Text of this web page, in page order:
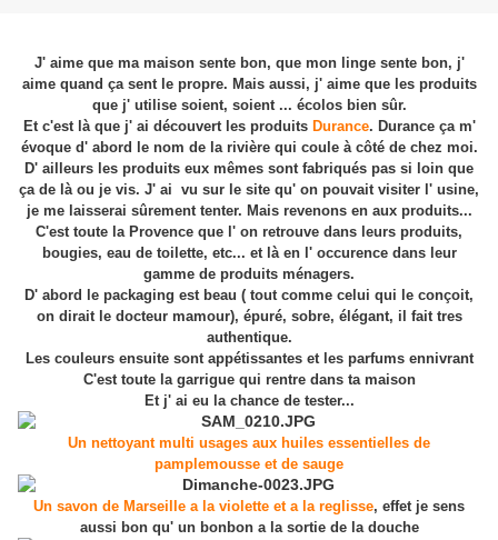
J' aime que ma maison sente bon, que mon linge sente bon, j'
aime quand ça sent le propre. Mais aussi, j' aime que les produits
que j' utilise soient, soient ... écolos bien sûr.
Et c'est là que j' ai découvert les produits Durance. Durance ça m'
évoque d' abord le nom de la rivière qui coule à côté de chez moi.
D' ailleurs les produits eux mêmes sont fabriqués pas si loin que
ça de là ou je vis. J' ai vu sur le site qu' on pouvait visiter l' usine,
je me laisserai sûrement tenter. Mais revenons en aux produits...
C'est toute la Provence que l' on retrouve dans leurs produits,
bougies, eau de toilette, etc... et là en l' occurence dans leur
gamme de produits ménagers.
D' abord le packaging est beau ( tout comme celui qui le conçoit,
on dirait le docteur mamour), épuré, sobre, élégant, il fait tres
authentique.
Les couleurs ensuite sont appétissantes et les parfums ennivrant
C'est toute la garrigue qui rentre dans ta maison
Et j' ai eu la chance de tester...
Un nettoyant multi usages aux huiles essentielles de
pamplemousse et de sauge
Un savon de Marseille a la violette et a la reglisse, effet je sens
aussi bon qu' un bonbon a la sortie de la douche